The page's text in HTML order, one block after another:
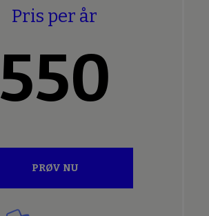
Pris per år
550
PRØV NU